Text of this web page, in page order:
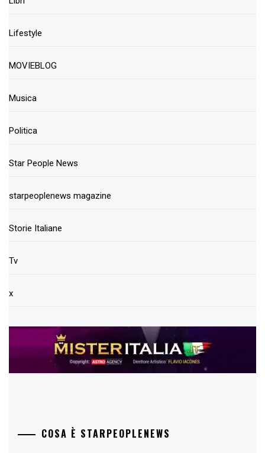
Lifestyle
MOVIEBLOG
Musica
Politica
Star People News
starpeoplenews magazine
Storie Italiane
Tv
x
COSA È STARPEOPLENEWS